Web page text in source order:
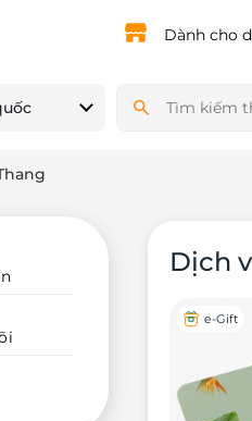
Dành cho
Dịch
e-Gift